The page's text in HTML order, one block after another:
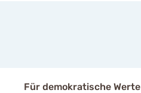
übermittelt werden und das
Für demokratische Werte